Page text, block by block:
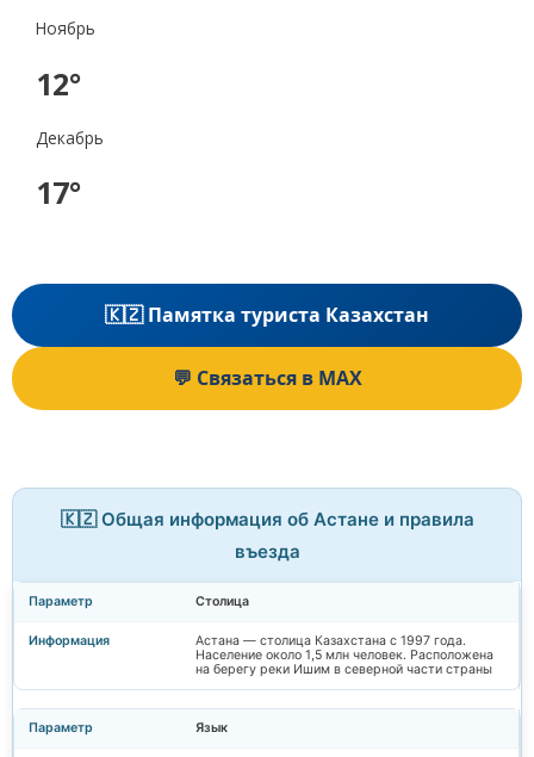
Ноябрь
12°
Декабрь
17°
🇰🇿 Памятка туриста Казахстан
💬 Связаться в MAX
🇰🇿 Общая информация об Астане и правила
въезда
Столица
Астана — столица Казахстана с 1997 года.
Население около 1,5 млн человек. Расположена
на берегу реки Ишим в северной части страны
Язык